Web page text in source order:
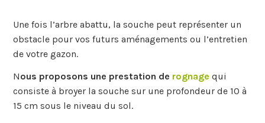
Une fois l’arbre abattu, la souche peut représenter un
obstacle pour vos futurs aménagements ou l’entretien
de votre gazon.
Nous proposons une prestation de rognage qui
consiste à broyer la souche sur une profondeur de 10 à
15 cm sous le niveau du sol.